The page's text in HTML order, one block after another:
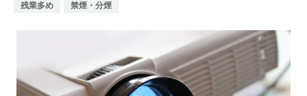
残業多め 禁煙・分煙